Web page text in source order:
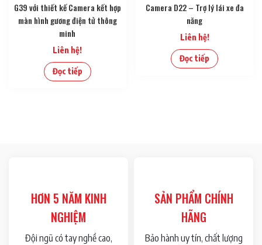
G39 với thiết kế Camera kết hợp
màn hình gương điện tử thông
minh
Liên hệ!
Đọc tiếp
Camera D22 – Trợ lý lái xe đa
năng
Liên hệ!
Đọc tiếp
HƠN 5 NĂM KINH
NGHIỆM
Đội ngũ có tay nghề cao,
SẢN PHẨM CHÍNH
HÃNG
Bảo hành uy tín, chất lượng